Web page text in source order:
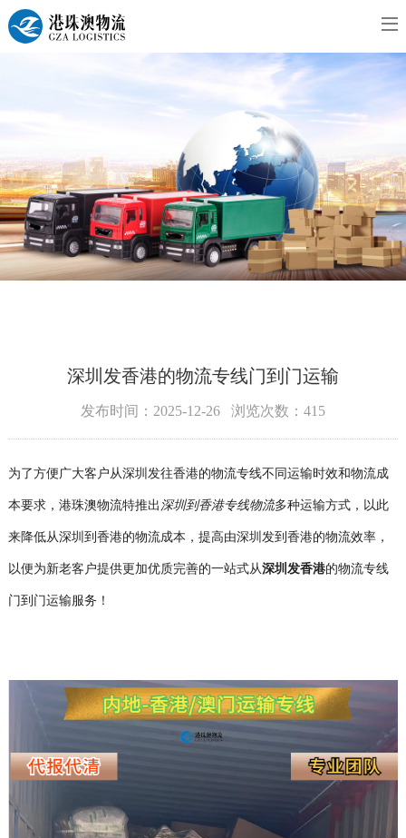
深圳发香港的物流专线门到门运输
发布时间：2025-12-26 浏览次数：415
为了方便广大客户从深圳发往香港的物流专线不同运输时效和物流成
本要求，港珠澳物流特推出深圳到香港专线物流多种运输方式，以此
来降低从深圳到香港的物流成本，提高由深圳发到香港的物流效率，
以便为新老客户提供更加优质完善的一站式从深圳发香港的物流专线
门到门运输服务！